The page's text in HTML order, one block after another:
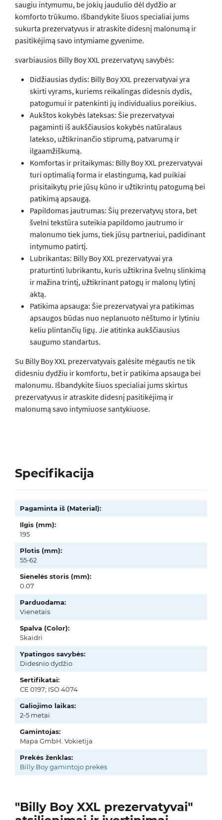
saugiu intymumu, be jokių jaudulio dėl dydžio ar
komforto trūkumo. Išbandykite šiuos specialiai jums
sukurta prezervatyvus ir atraskite didesnį malonumą ir
pasitikėjimą savo intymiame gyvenime.
svarbiausios Billy Boy XXL prezervatyvų savybės:
Didžiausias dydis: Billy Boy XXL prezervatyvai yra
skirti vyrams, kuriems reikalingas didesnis dydis,
patogumui ir patenkinti jų individualius poreikius.
Aukštos kokybės lateksas: Šie prezervatyvai
pagaminti iš aukščiausios kokybės natūralaus
latekso, užtikrinančio stiprumą, patvarumą ir
ilgaamžiškumą.
Komfortas ir pritaikymas: Billy Boy XXL prezervatyvai
turi optimalią forma ir elastingumą, kad puikiai
prisitaikytų prie jūsų kūno ir užtikrintų patogumą bei
patikimą apsaugą.
Papildomas jautrumas: Šių prezervatyvų stora, bet
švelni tekstūra suteikia papildomo jautrumo ir
malonumo tiek jums, tiek jūsų partneriui, padidinant
intymumo patirtį.
Lubrikantas: Billy Boy XXL prezervatyvai yra
praturtinti lubrikantu, kuris užtikrina švelnų slinkimą
ir mažina trintį, užtikrinant patogų ir malonų lytinį
aktą.
Patikima apsauga: Šie prezervatyvai yra patikimas
apsaugos būdas nuo neplanuoto nėštumo ir lytiniu
keliu plintančių ligų. Jie atitinka aukščiausius
saugumo standartus.
Su Billy Boy XXL prezervatyvais galėsite mėgautis ne tik
didesniu dydžiu ir komfortu, bet ir patikima apsauga bei
malonumu. Išbandykite šiuos specialiai jums skirtus
prezervatyvus ir atraskite didesnį pasitikėjimą ir
malonumą savo intymiuose santykiuose.
Specifikacija
Pagaminta iš (Material):
Ilgis (mm):
195
Plotis (mm):
55-62
Sienelės storis (mm):
0.07
Parduodama:
Vienetais
Spalva (Color):
Skaidri
Ypatingos savybės:
Didesnio dydžio
Sertifikatai:
CE 0197; ISO 4074
Galiojimo laikas:
2-5 metai
Gamintojas:
Mapa GmbH. Vokietija
Prekės ženklas:
Billy Boy gamintojo prekės
"Billy Boy XXL prezervatyvai"